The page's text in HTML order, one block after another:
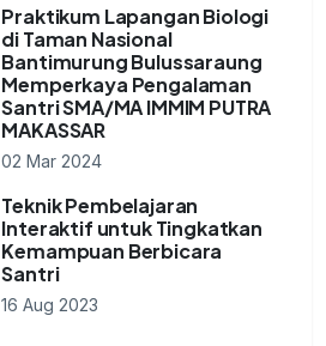
Praktikum Lapangan Biologi
di Taman Nasional
Bantimurung Bulussaraung
Memperkaya Pengalaman
Santri SMA/MA IMMIM PUTRA
MAKASSAR
02 Mar 2024
Teknik Pembelajaran
Interaktif untuk Tingkatkan
Kemampuan Berbicara
Santri
16 Aug 2023